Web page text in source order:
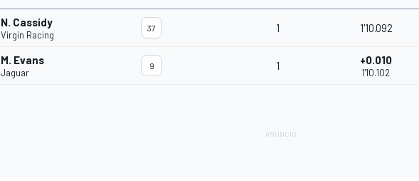
N. Cassidy
Virgin Racing
37 1 1'10.092
M. Evans
Jaguar
9 1 +0.010
1'10.102